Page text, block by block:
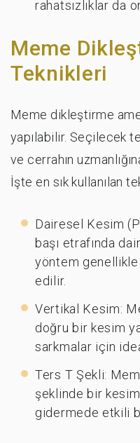
rahatsızlıklar da
Meme
Teknikleri
Meme dikleştirme
yapılabilir. Seçilecek
ve cerrahın
İşte en sık kullanılan
Dairesel Kesim
başı etrafında
yöntem
edilir.
Vertikal Kesim:
doğru bir kesim
sarkmalar için
Ters T Şekli:
şeklinde bir kesim
gidermede etkili